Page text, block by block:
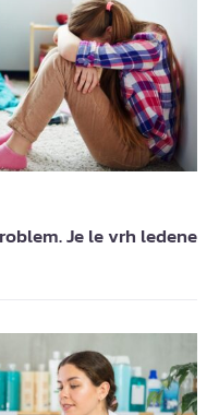
Je le vrh ledene